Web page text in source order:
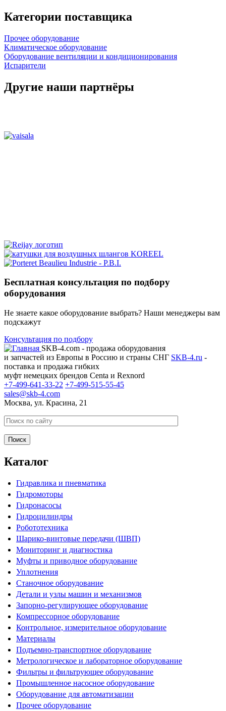
Категории поставщика
Прочее оборудование
Климатическое оборудование
Оборудование вентиляции и кондиционирования
Испарители
Другие наши партнёры
Бесплатная консультация по подбору
оборудования
Не знаете какое оборудование выбрать? Наши менеджеры вам
подскажут
Консультация по подбору
SKB-4.com - продажа оборудования
и запчастей из Европы в Россию и страны СНГ SKB-4.ru -
поставка и продажа гибких
муфт немецких брендов Centa и Rexnord
+7-499-641-33-22 +7-499-515-55-45
sales@skb-4.com
Москва, ул. Красина, 21
Каталог
Гидравлика и пневматика
Гидромоторы
Гидронасосы
Гидроцилиндры
Робототехника
Шарико-винтовые передачи (ШВП)
Мониторинг и диагностика
Муфты и приводное оборудование
Уплотнения
Станочное оборудование
Детали и узлы машин и механизмов
Запорно-регулирующее оборудование
Компрессорное оборудование
Контрольное, измерительное оборудование
Материалы
Подъемно-транспортное оборудование
Метрологическое и лабораторное оборудование
Фильтры и фильтрующее оборудование
Промышленное насосное оборудование
Оборудование для автоматизации
Прочее оборудование